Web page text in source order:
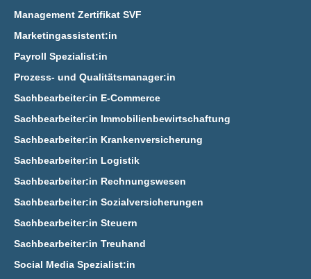
Management Zertifikat SVF
Marketingassistent:in
Payroll Spezialist:in
Prozess- und Qualitätsmanager:in
Sachbearbeiter:in E‑Commerce
Sachbearbeiter:in Immobilienbewirtschaftung
Sachbearbeiter:in Krankenversicherung
Sachbearbeiter:in Logistik
Sachbearbeiter:in Rechnungswesen
Sachbearbeiter:in Sozialversicherungen
Sachbearbeiter:in Steuern
Sachbearbeiter:in Treuhand
Social Media Spezialist:in